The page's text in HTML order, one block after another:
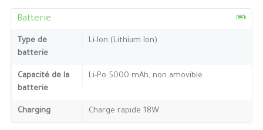
Batterie
Type de
batterie
Li-Ion (Lithium Ion)
Capacité de la
batterie
Li-Po 5000 mAh, non amovible
Charging Charge rapide 18W